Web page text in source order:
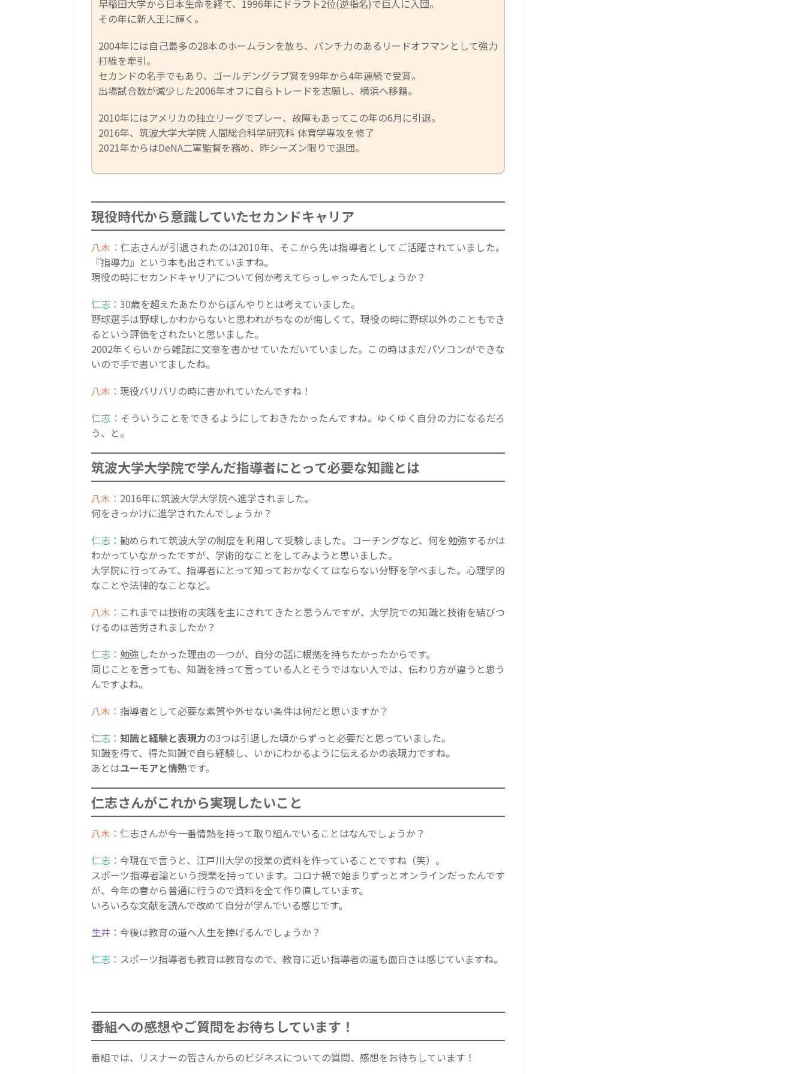
早稲田大学から日本生命を経て、1996年にドラフト2位(逆指名)で巨人に入団。
その年に新人王に輝く。
2004年には自己最多の28本のホームランを放ち、パンチ力のあるリードオフマンとして強力
打線を牽引。
セカンドの名手でもあり、ゴールデングラブ賞を99年から4年連続で受賞。
出場試合数が減少した2006年オフに自らトレードを志願し、横浜へ移籍。
2010年にはアメリカの独立リーグでプレー、故障もあってこの年の6月に引退。
2016年、筑波大学大学院 人間総合科学研究科 体育学専攻を修了
2021年からはDeNA二軍監督を務め、昨シーズン限りで退団。
現役時代から意識していたセカンドキャリア
八木： 仁志さんが引退されたのは2010年、そこから先は指導者としてご活躍されていました。
『指導力』という本も出されていますね。
現役の時にセカンドキャリアについて何か考えてらっしゃったんでしょうか？
仁志： 30歳を超えたあたりからぼんやりとは考えていました。
野球選手は野球しかわからないと思われがちなのが悔しくて、現役の時に野球以外のこともでき
るという評価をされたいと思いました。
2002年くらいから雑誌に文章を書かせていただいていました。この時はまだパソコンができな
いので手で書いてましたね。
八木： 現役バリバリの時に書かれていたんですね！
仁志： そういうことをできるようにしておきたかったんですね。ゆくゆく自分の力になるだろ
う、と。
筑波大学大学院で学んだ指導者にとって必要な知識とは
八木： 2016年に筑波大学大学院へ進学されました。
何をきっかけに進学されたんでしょうか？
仁志： 勧められて筑波大学の制度を利用して受験しました。コーチングなど、何を勉強するかは
わかっていなかったですが、学術的なことをしてみようと思いました。
大学院に行ってみて、指導者にとって知っておかなくてはならない分野を学べました。心理学的
なことや法律的なことなど。
八木： これまでは技術の実践を主にされてきたと思うんですが、大学院での知識と技術を結びつ
けるのは苦労されましたか？
仁志： 勉強したかった理由の一つが、自分の話に根拠を持ちたかったからです。
同じことを言っても、知識を持って言っている人とそうではない人では、伝わり方が違うと思う
んですよね。
八木： 指導者として必要な素質や外せない条件は何だと思いますか？
仁志： 知識と経験と表現力の3つは引退した頃からずっと必要だと思っていました。
知識を得て、得た知識で自ら経験し、いかにわかるように伝えるかの表現力ですね。
あとはユーモアと情熱です。
仁志さんがこれから実現したいこと
八木： 仁志さんが今一番情熱を持って取り組んでいることはなんでしょうか？
仁志： 今現在で言うと、江戸川大学の授業の資料を作っていることですね（笑）。
スポーツ指導者論という授業を持っています。コロナ禍で始まりずっとオンラインだったんです
が、今年の春から普通に行うので資料を全て作り直しています。
いろいろな文献を読んで改めて自分が学んでいる感じです。
生井： 今後は教育の道へ人生を捧げるんでしょうか？
仁志： スポーツ指導者も教育は教育なので、教育に近い指導者の道も面白さは感じていますね。
番組への感想やご質問をお待ちしています！
番組では、リスナーの皆さんからのビジネスについての質問、感想をお待ちしています！